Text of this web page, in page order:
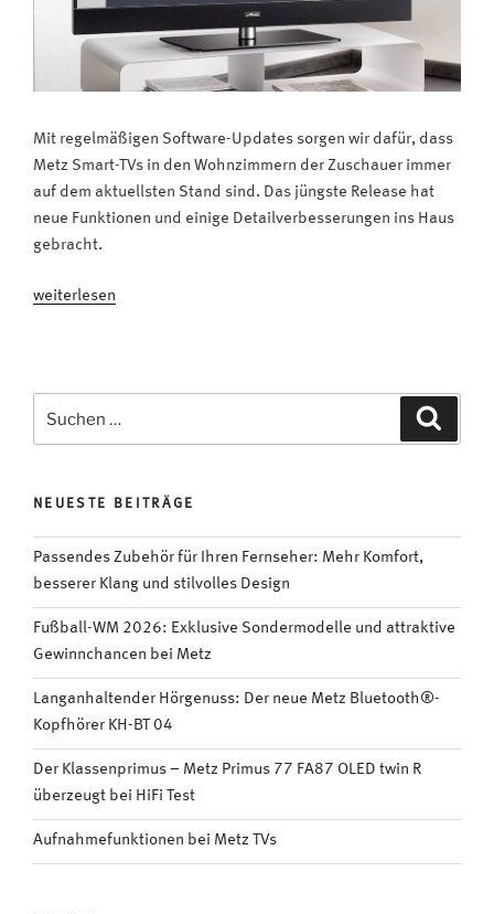
Mit regelmäßigen Software-Updates sorgen wir dafür, dass
Metz Smart-TVs in den Wohnzimmern der Zuschauer immer
auf dem aktuellsten Stand sind. Das jüngste Release hat
neue Funktionen und einige Detailverbesserungen ins Haus
gebracht.
„Software-
TVs
Browser,
Videociety
und
Nachtmodus“
weiterlesen
nach:
NEUESTE BEITRÄGE
Passendes Zubehör für Ihren Fernseher: Mehr Komfort,
besserer Klang und stilvolles Design
Fußball-WM 2026: Exklusive Sondermodelle und attraktive
Gewinnchancen bei Metz
Langanhaltender Hörgenuss: Der neue Metz Bluetooth®-
Kopfhörer KH-BT 04
Der Klassenprimus – Metz Primus 77 FA87 OLED twin R
überzeugt bei HiFi Test
Aufnahmefunktionen bei Metz TVs